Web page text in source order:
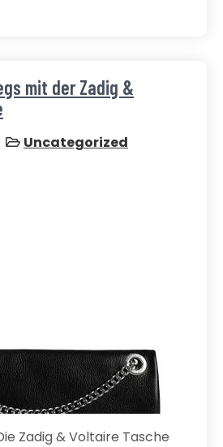
mit der Zadig &
Uncategorized
Zadig & Voltaire Tasche